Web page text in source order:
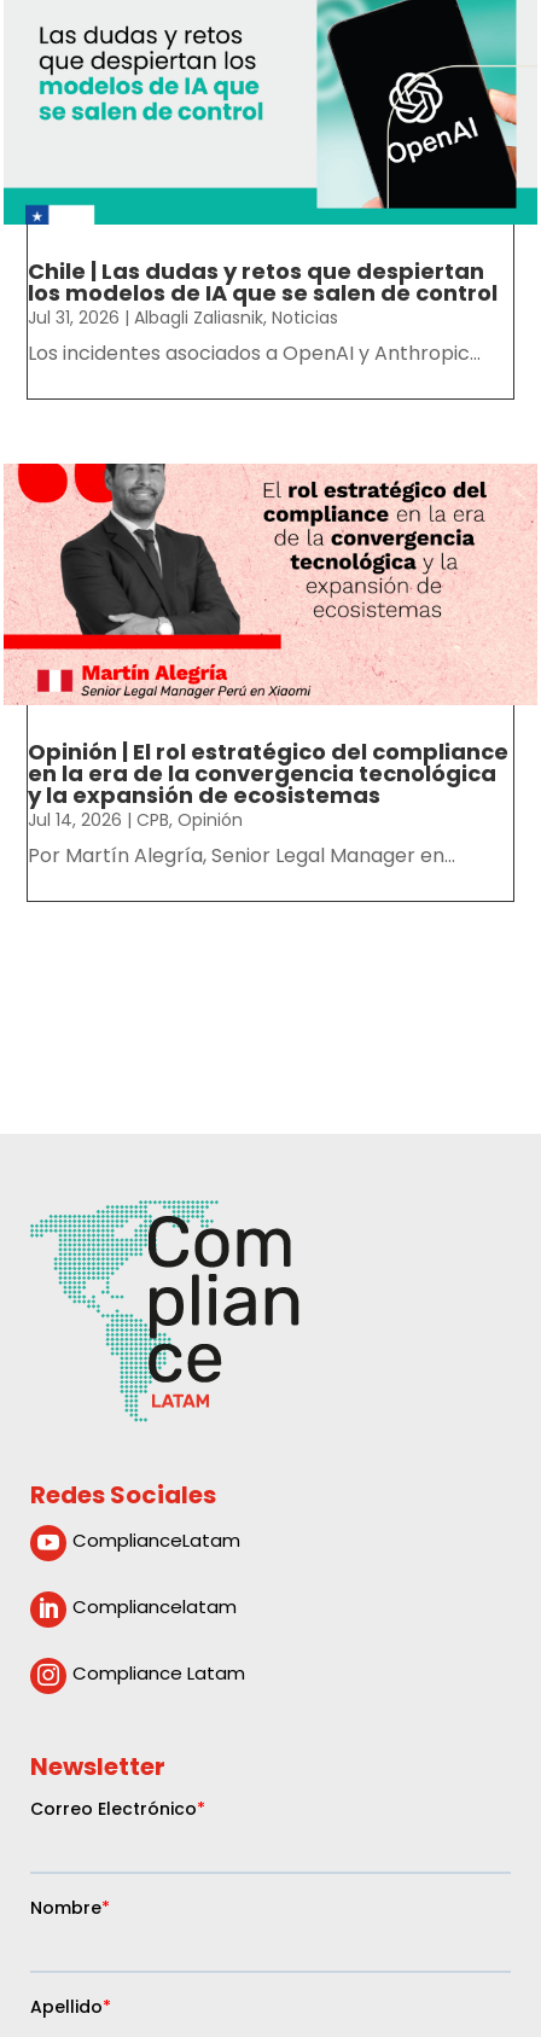
Chile | Las dudas y retos que despiertan
los modelos de IA que se salen de control
Jul 31, 2026 |Albagli Zaliasnik,Noticias
Los incidentes asociados a OpenAI y Anthropic...
Opinión | El rol estratégico del compliance
en la era de la convergencia tecnológica
y la expansión de ecosistemas
Jul 14, 2026 |CPB,Opinión
Por Martín Alegría, Senior Legal Manager en...
Redes Sociales
 ComplianceLatam
 Compliancelatam
 Compliance Latam
Newsletter